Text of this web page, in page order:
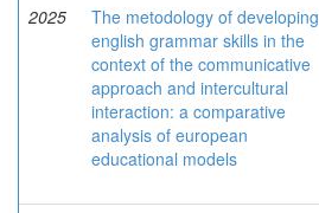
2025
The metodology of developing
english grammar skills in the
context of the communicative
approach and intercultural
interaction: a comparative
analysis of european
educational models